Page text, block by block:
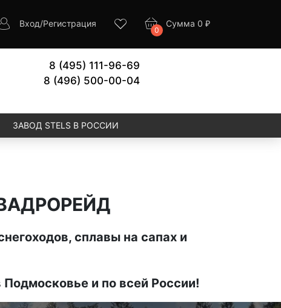
Вход/Регистрация
0
Сумма 0 ₽
8 (495) 111-96-69
8 (496) 500-00-04
ЗАВОД STELS В РОССИИ
сплавы на сапах и
и по всей России!